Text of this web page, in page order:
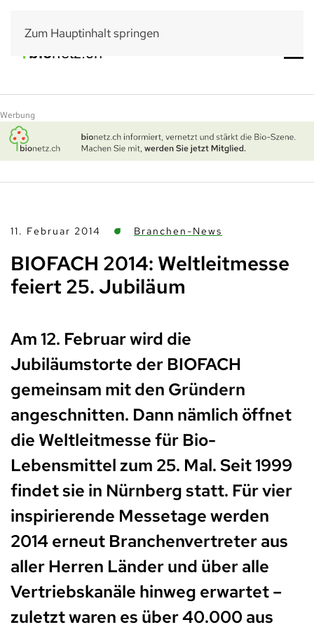
Zum Hauptinhalt springen
Werbung
11. Februar 2014 Branchen-News
BIOFACH 2014: Weltleitmesse
feiert 25. Jubiläum
Am 12. Februar wird die
Jubiläumstorte der BIOFACH
gemeinsam mit den Gründern
angeschnitten. Dann nämlich öffnet
die Weltleitmesse für Bio-
Lebensmittel zum 25. Mal. Seit 1999
findet sie in Nürnberg statt. Für vier
inspirierende Messetage werden
2014 erneut Branchenvertreter aus
aller Herren Länder und über alle
Vertriebskanäle hinweg erwartet –
zuletzt waren es über 40.000 aus